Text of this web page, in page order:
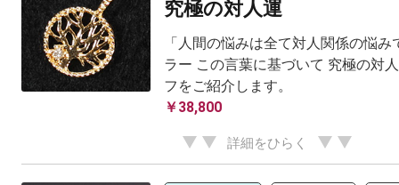
究極の対人運
「人間の悩みは全て対人関係の悩
ラー この言葉に基づいて 究極の対
フをご紹介します。
￥38,800
詳細をひらく